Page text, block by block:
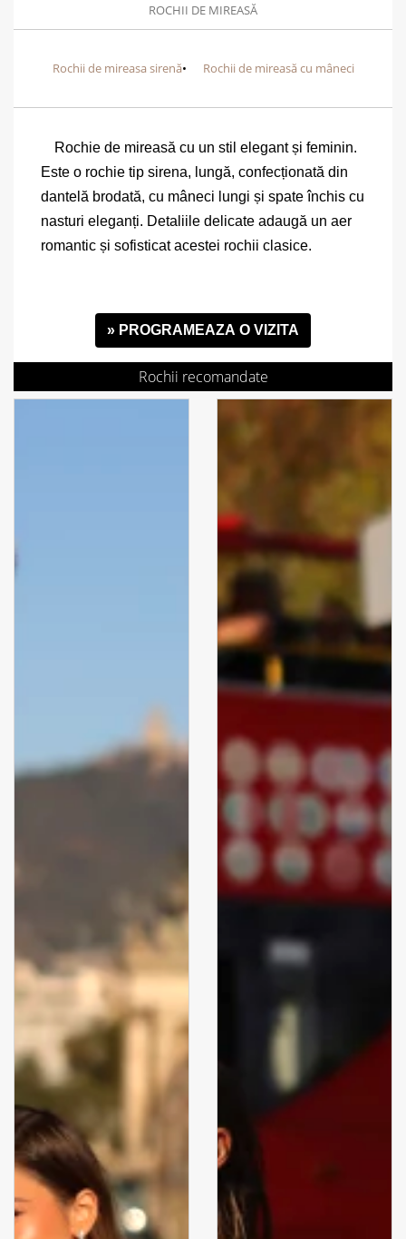
ROCHII DE MIREASĂ
Rochii de mireasa sirenă Rochii de mireasă cu mâneci
Rochie de mireasă cu un stil elegant și feminin.
Este o rochie tip sirena, lungă, confecționată din
dantelă brodată, cu mâneci lungi și spate închis cu
nasturi eleganți. Detaliile delicate adaugă un aer
romantic și sofisticat acestei rochii clasice.
» PROGRAMEAZA O VIZITA
Rochii recomandate